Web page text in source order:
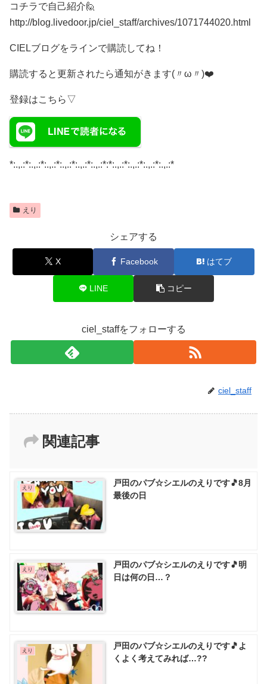
コチラで自己紹介🙋
http://blog.livedoor.jp/ciel_staff/archives/1071744020.html
CIELブログをラインで購読してね！
購読すると更新されたら通知がきます(〃ω〃)❤️
登録はこちら▽
*:.,.:*:.,.:*:.,.:*:.,.:*:.,.:*:.,.:*:*:.,.:*:.,.:*:.,.:*:.,.:*
えり
シェアする
X Facebook はてブ
LINE コピー
ciel_staffをフォローする
ciel_staff
関連記事
えり
戸田のパブ☆シエルのえりです🎵8月
最後の日
えり
戸田のパブ☆シエルのえりです🎵明
日は何の日…？
えり
戸田のパブ☆シエルのえりです🎵よ
くよく考えてみれば…??